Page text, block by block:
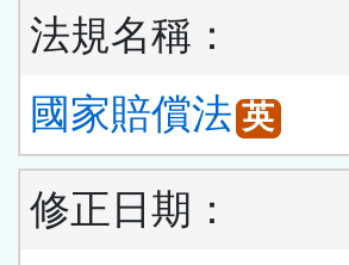
法規名稱：
國家賠償法 英
修正日期：